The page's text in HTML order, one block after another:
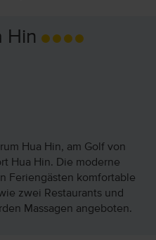
Hin
Hua Hin, am Golf von
Hua Hin. Die moderne
Feriengästen komfortable
zwei Restaurants und
Massagen angeboten.